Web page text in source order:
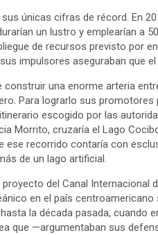
únicas cifras de récord. En
un lustro y emplearían a
de recursos previsto por
impulsores aseguraban que
una enorme arteria
Para lograrlo sus
escogido por las
Morrito, cruzaría el Lago
ese recorrido contaría con
de un lago artificial.
proyecto del Canal
en el país
la década pasada, cuando
que —argumentaban sus